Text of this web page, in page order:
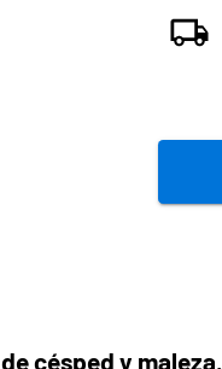
césped y maleza.